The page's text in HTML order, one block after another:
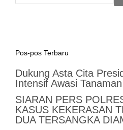
Pos-pos Terbaru
Dukung Asta Cita
Intensif Awasi
SIARAN PERS
KASUS KEKERASAN
DUA TERSANGKA